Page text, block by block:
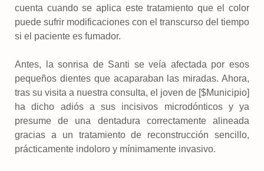
cuenta cuando se aplica este tratamiento que el color
puede sufrir modificaciones con el transcurso del tiempo
si el paciente es fumador.
Antes, la sonrisa de Santi se veía afectada por esos
pequeños dientes que acaparaban las miradas. Ahora,
tras su visita a nuestra consulta, el joven de [$Municipio]
ha dicho adiós a sus incisivos microdónticos y ya
presume de una dentadura correctamente alineada
gracias a un tratamiento de reconstrucción sencillo,
prácticamente indoloro y mínimamente invasivo.